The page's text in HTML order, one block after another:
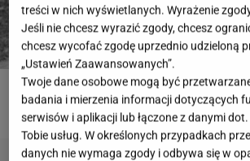
ROZWIĄŻ QUIZ
treści w nich wyświetlanych. Wyrażenie
Jeśli nie chcesz wyrazić zgody, chcesz
chcesz wycofać zgodę uprzednio udzieloną
„Ustawień Zaawansowanych”.
Twoje dane osobowe mogą być
badania i mierzenia informacji dotyczących
serwisów i aplikacji lub łączone z danymi
Tobie usług. W określonych przypadkach
danych nie wymaga zgody i odbywa się w